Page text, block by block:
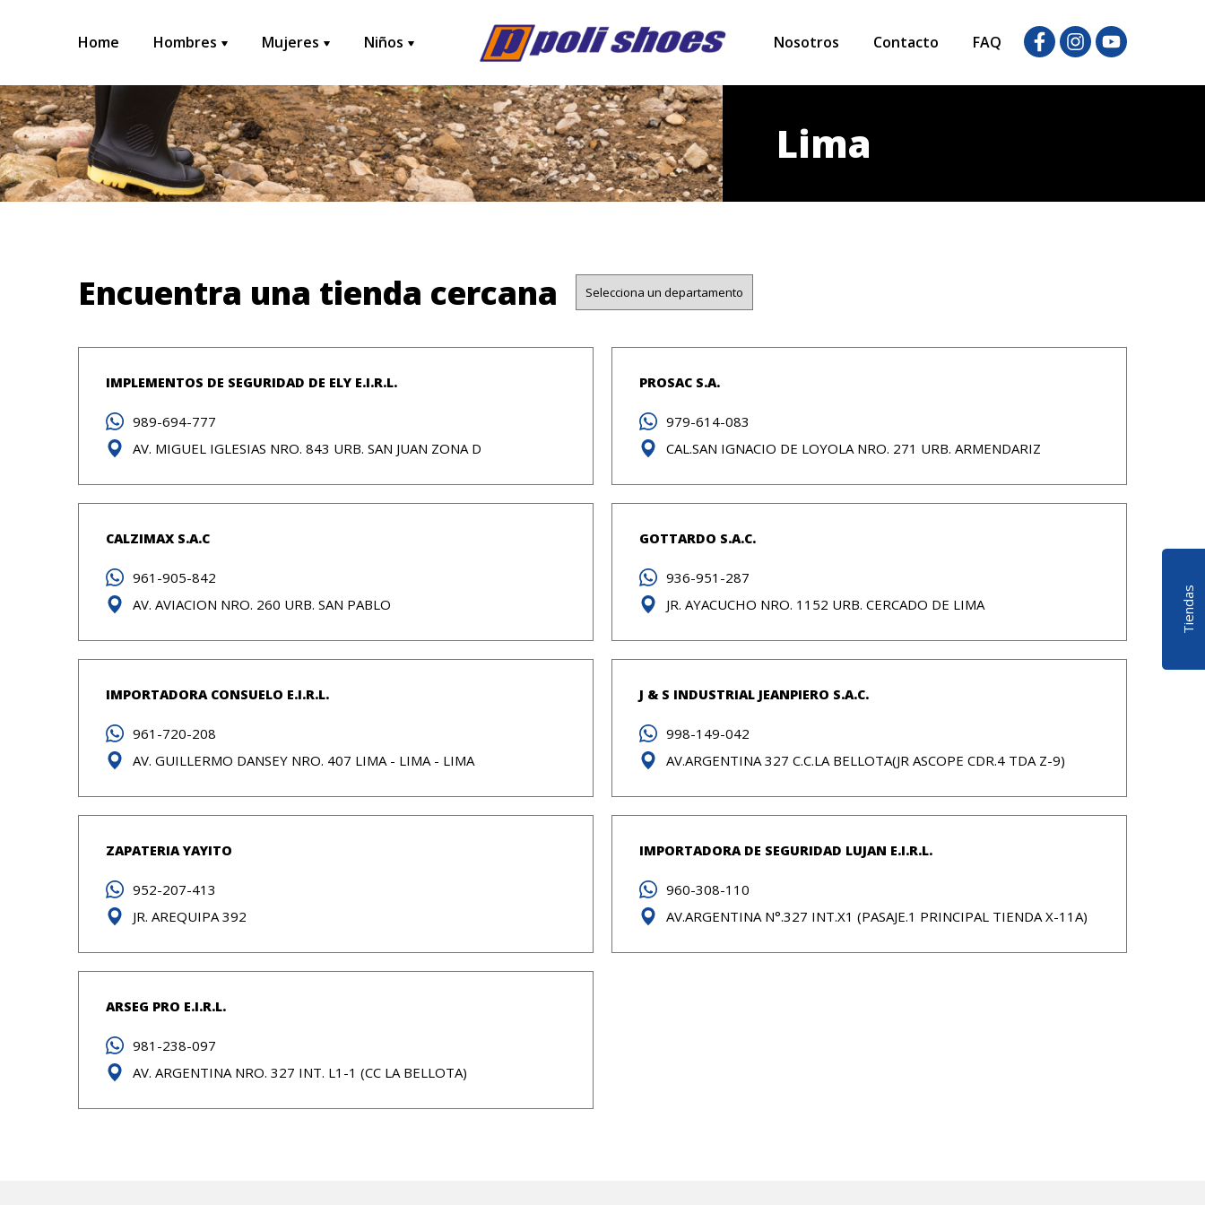
Home Hombres Mujeres Niños Nosotros Contacto FAQ
Tiendas
Lima
Encuentra una tienda cercana
IMPLEMENTOS DE SEGURIDAD DE ELY E.I.R.L.
989-694-777
AV. MIGUEL IGLESIAS NRO. 843 URB. SAN JUAN ZONA D
PROSAC S.A.
979-614-083
CAL.SAN IGNACIO DE LOYOLA NRO. 271 URB. ARMENDARIZ
CALZIMAX S.A.C
961-905-842
AV. AVIACION NRO. 260 URB. SAN PABLO
GOTTARDO S.A.C.
936-951-287
JR. AYACUCHO NRO. 1152 URB. CERCADO DE LIMA
IMPORTADORA CONSUELO E.I.R.L.
961-720-208
AV. GUILLERMO DANSEY NRO. 407 LIMA - LIMA - LIMA
J & S INDUSTRIAL JEANPIERO S.A.C.
998-149-042
AV.ARGENTINA 327 C.C.LA BELLOTA(JR ASCOPE CDR.4 TDA Z-9)
ZAPATERIA YAYITO
952-207-413
JR. AREQUIPA 392
IMPORTADORA DE SEGURIDAD LUJAN E.I.R.L.
960-308-110
AV.ARGENTINA N°.327 INT.X1 (PASAJE.1 PRINCIPAL TIENDA X-11A)
ARSEG PRO E.I.R.L.
981-238-097
AV. ARGENTINA NRO. 327 INT. L1-1 (CC LA BELLOTA)